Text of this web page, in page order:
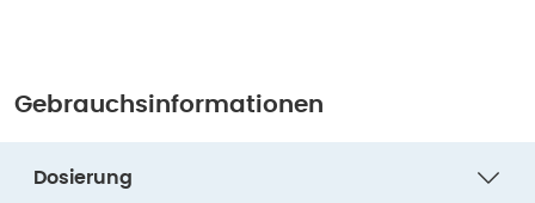
Gebrauchsinformationen
Dosierung